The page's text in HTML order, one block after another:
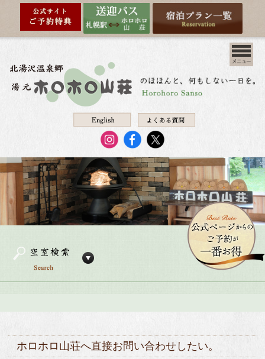
ホロホロ山荘へ直接お問い合わせしたい。